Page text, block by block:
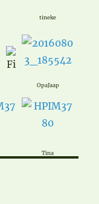
tineke
OpaJaap
Tina